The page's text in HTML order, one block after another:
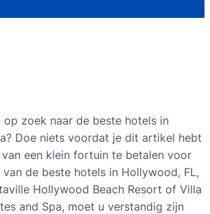
op zoek naar de beste hotels in
Doe niets voordat je dit artikel hebt
een klein fortuin te betalen voor
de beste hotels in Hollywood, FL,
Hollywood Beach Resort of Villa
and Spa, moet u verstandig zijn